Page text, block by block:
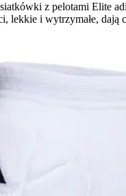
z pelotami Elite
lekkie i wytrzymałe, dają